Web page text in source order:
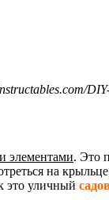
элементами. Это
на
это уличный